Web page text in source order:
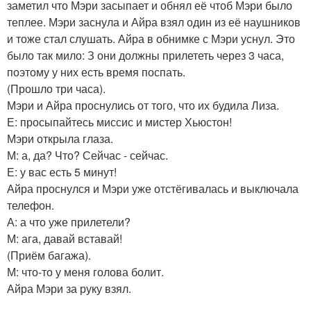
заметил что Мэри засыпает и обнял её чтоб Мэри было
теплее. Мэри заснула и Айра взял один из её наушников
и тоже стал слушать. Айра в обнимке с Мэри уснул. Это
было так мило: З они должны прилететь через 3 часа,
поэтому у них есть время поспать.
(Прошло три часа).
Мэри и Айра проснулись от того, что их будила Лиза.
Е: просыпайтесь миссис и мистер Хьюстон!
Мэри открыла глаза.
М: а, да? Что? Сейчас - сейчас.
Е: у вас есть 5 минут!
Айра проснулся и Мэри уже отстёгивалась и выключала
телефон.
А: а что уже прилетели?
М: ага, давай вставай!
(Приём багажа).
М: что-то у меня голова болит.
Айра Мэри за руку взял.